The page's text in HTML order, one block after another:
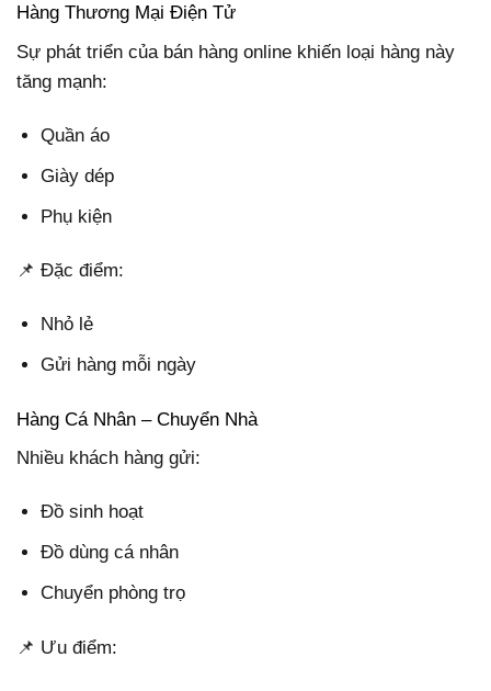
Hàng Thương Mại Điện Tử
Sự phát triển của bán hàng online khiến loại hàng này
tăng mạnh:
Quần áo
Giày dép
Phụ kiện
📌 Đặc điểm:
Nhỏ lẻ
Gửi hàng mỗi ngày
Hàng Cá Nhân – Chuyển Nhà
Nhiều khách hàng gửi:
Đồ sinh hoạt
Đồ dùng cá nhân
Chuyển phòng trọ
📌 Ưu điểm: